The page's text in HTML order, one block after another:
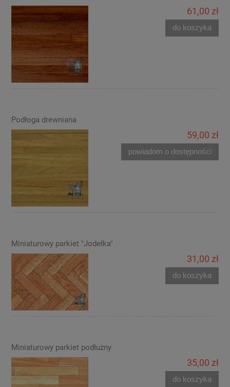
61,00 zł
do koszyka
Podłoga drewniana
59,00 zł
powiadom o dostępności
Miniaturowy parkiet "Jodełka"
31,00 zł
do koszyka
Miniaturowy parkiet podłużny
35,00 zł
do koszyka